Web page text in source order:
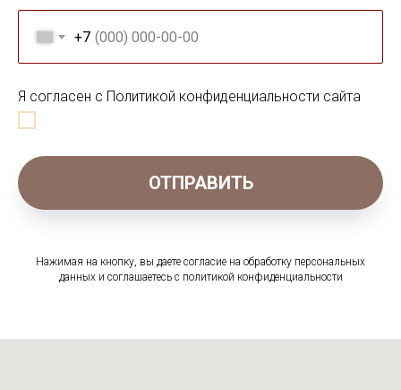
+7
Я согласен с Политикой конфиденциальности сайта
ОТПРАВИТЬ
Нажимая на кнопку, вы даете согласие на обработку персональных
данных и соглашаетесь c политикой конфиденциальности